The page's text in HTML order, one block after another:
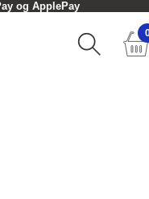
og ApplePay